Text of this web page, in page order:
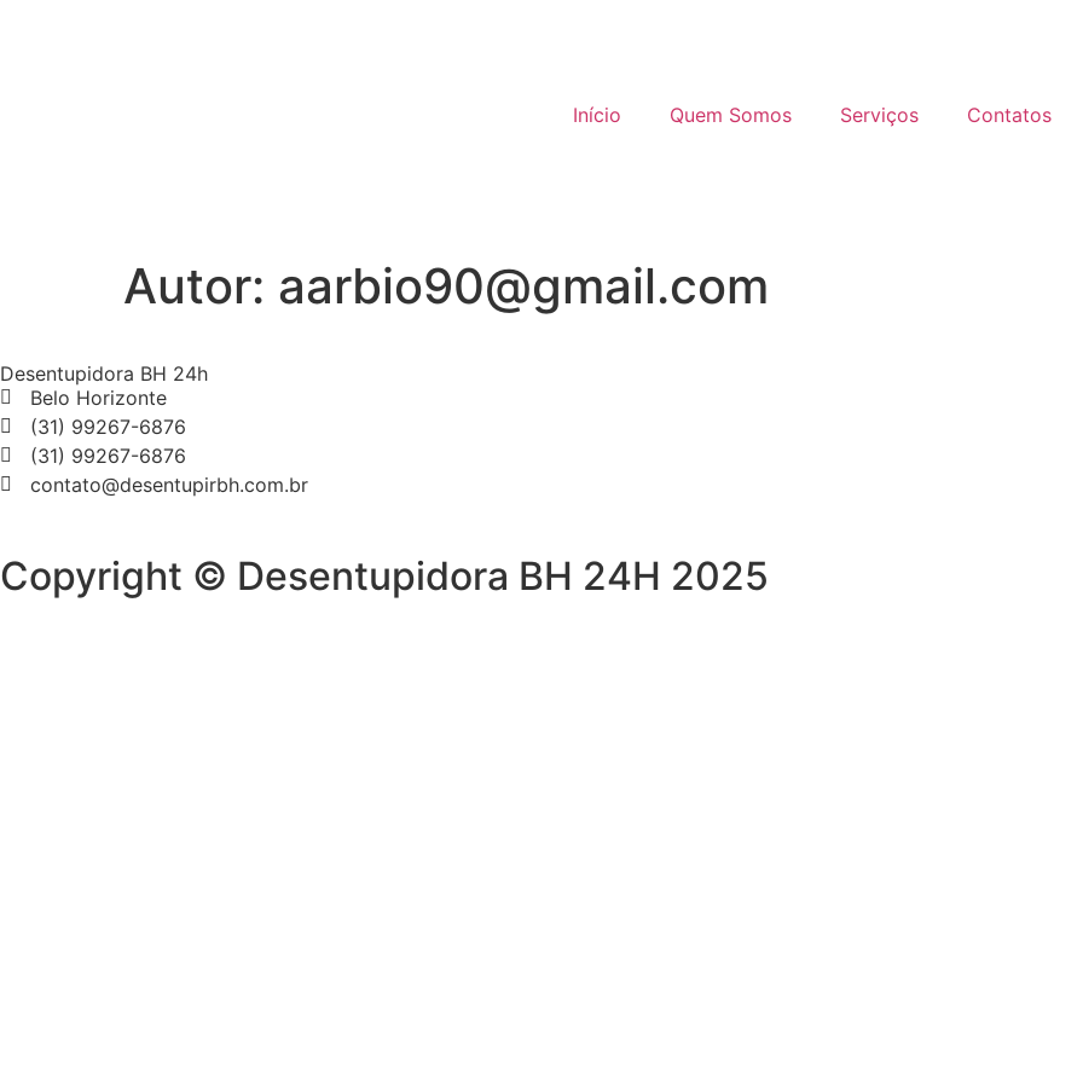
Início Quem Somos Serviços Contatos
Autor: aarbio90@gmail.com
Desentupidora BH 24h
Belo Horizonte
(31) 99267-6876
(31) 99267-6876
contato@desentupirbh.com.br
Copyright © Desentupidora BH 24H 2025